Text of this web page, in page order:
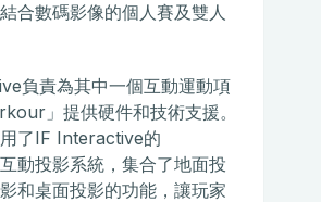
合數碼影像的個人賽及雙人
負責為其中一個互動運動項
」提供硬件和技術支援。
了IF Interactive的
動投影系統，集合了地面投
和桌面投影的功能，讓玩家